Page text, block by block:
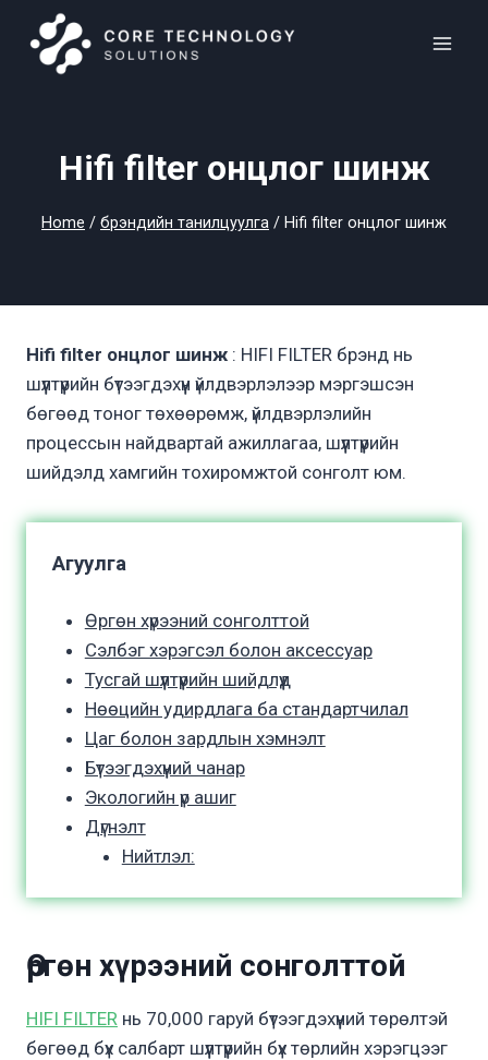
content
Hifi filter онцлог шинж
Home / брэндийн танилцуулга / Hifi filter онцлог шинж
Hifi filter онцлог шинж : HIFI FILTER брэнд нь
шүүлтүүрийн бүтээгдэхүүн үйлдвэрлэлээр мэргэшсэн
бөгөөд тоног төхөөрөмж, үйлдвэрлэлийн
процессын найдвартай ажиллагаа, шүүлтүүрийн
шийдэлд хамгийн тохиромжтой сонголт юм.
Агуулга
Өргөн хүрээний сонголттой
Сэлбэг хэрэгсэл болон аксессуар
Тусгай шүүлтүүрийн шийдлүүд
Нөөцийн удирдлага ба стандартчилал
Цаг болон зардлын хэмнэлт
Бүтээгдэхүүний чанар
Экологийн үр ашиг
Дүгнэлт
Нийтлэл:
Өргөн хүрээний сонголттой
HIFI FILTER нь 70,000 гаруй бүтээгдэхүүний төрөлтэй
бөгөөд бүх салбарт шүүлтүүрийн бүх төрлийн хэрэгцээг